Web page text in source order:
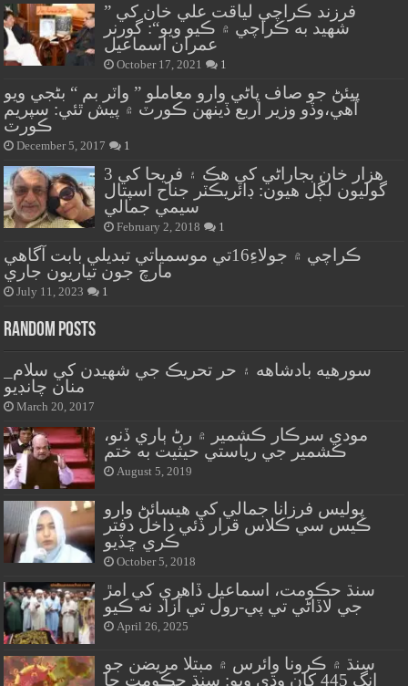
” فرزند ڪراچي لياقت علي خان کي
شهيد به ڪراچي ۾ ڪيو ويو“: گورنر
عمران اسماعيل
October 17, 2021 1
پيئڻ جو صاف پاڻي وارو معاملو ” واٽر بم “ بڻجي ويو
آهي،وڏو وزير اربع ڏينهن ڪورٽ ۾ پيش ٿئي: سپريم
ڪورٽ
December 5, 2017 1
هزار خان بجاراڻي کي هڪ ۽ فريحا کي 3
گوليون لڳل هيون: ڊائريڪٽر جناح اسپتال
سيمي جمالي
February 2, 2018 1
ڪراچي ۾ جولاءِ16تي موسمياتي تبديلي بابت آگاهي
مارچ جون تياريون جاري
July 11, 2023 1
Random Posts
سورهيه بادشاهه ۽ حر تحريڪ جي شهيدن کي سلام_
منان چانڊيو
March 20, 2017
مودي سرڪار ڪشمير ۾ رڻ ٻاري ڏنو،
ڪشمير جي رياستي حيثيت به ختم
August 5, 2019
پوليس فرزانا جمالي کي هيسائڻ وارو
ڪيس سي ڪلاس قرار ڏئي داخل دفتر
ڪري ڇڏيو
October 5, 2018
سنڌ حڪومت، اسماعيل ڏاهري کي امڙ
جي لاڏاڻي تي پي-رول تي آزاد نه ڪيو
April 26, 2025
سنڌ ۾ ڪرونا وائرس ۾ مبتلا مريضن جو
انگ 445 کان وڌي ويو: سنڌ حڪومت جا